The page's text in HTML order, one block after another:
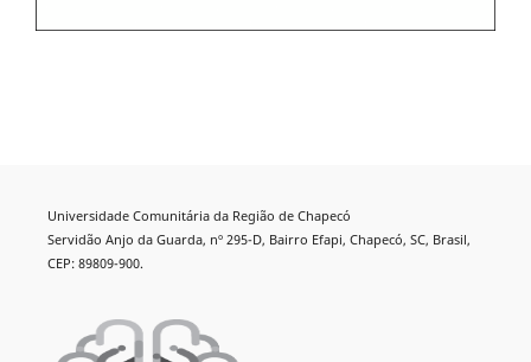
Universidade Comunitária da Região de Chapecó
Servidão Anjo da Guarda, nº 295-D, Bairro Efapi, Chapecó, SC, Brasil,
CEP: 89809-900.